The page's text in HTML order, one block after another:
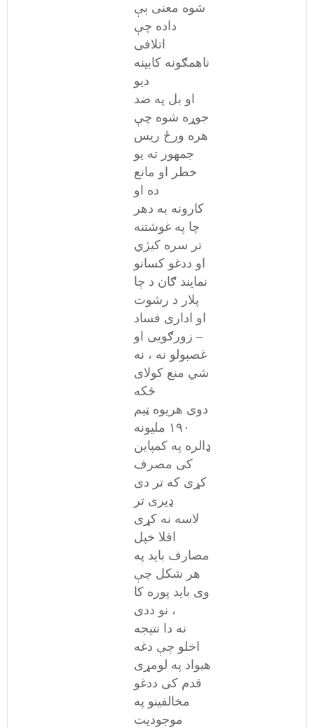
شوه معنی ېې
داده چې
اتلافی
ناهمګونه کابینه
دیو
او بل په ضد
جوړه شوه چې
هره ورځ ریس
جمهور ته یو
خطر او مانع
ده او
کارونه به دهر
چا په غوشتنه
تر سره کیژي
او ددغو کسانو
نمایند ګان د چا
پلار د رشوت
او اداری فساد
– زورګویی او
غصبولو نه ، نه
شي منع کولای
ځکه
دوی هریوه ټیم
۱۹۰ ملیونه
ډالره په کمپاین
کی مصرف
کړی که تر دی
ډیری تر
لاسه نه کړی
اقلا خپل
مصارف باید په
هر شکل چې
وی باید پوره کا
، نو ددی
نه دا نتیجه
اخلو چې دغه
هیواد په لومړی
قدم کی ددغو
مخالفینو په
موجودیت